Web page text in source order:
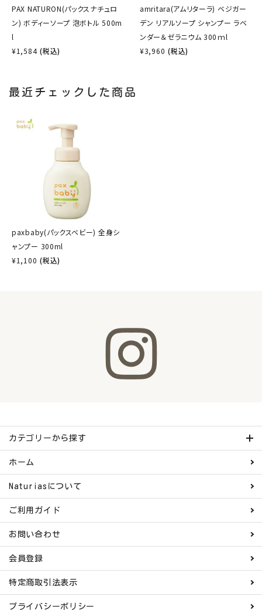
PAX NATURON(パックスナチュロ
ン) ボディーソープ 泡ボトル 500m
l
¥1,584 (税込)
amritara(アムリターラ) ベジガー
デン リアルソープ シャンプー ラベ
ンダー＆ゼラニウム 300ｍl
¥3,960 (税込)
最近チェックした商品
paxbaby(パックスベビー) 全身シ
ャンプー 300ml
¥1,100 (税込)
カテゴリーから探す
ホーム
Naturiasについて
ご利用ガイド
お問い合わせ
会員登録
特定商取引法表示
プライバシーポリシー